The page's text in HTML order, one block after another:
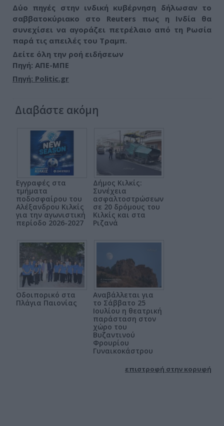
Δύο πηγές στην ινδική κυβέρνηση δήλωσαν το
σαββατοκύριακο στο Reuters πως η Ινδία θα
συνεχίσει να αγοράζει πετρέλαιο από τη Ρωσία
παρά τις απειλές του Τραμπ.
Δείτε όλη την ροή ειδήσεων
Πηγή: ΑΠΕ-ΜΠΕ
Πηγή: Politic.gr
Διαβάστε ακόμη
Εγγραφές στα
τμήματα
ποδοσφαίρου του
Αλέξανδρου Κιλκίς
για την αγωνιστική
περίοδο 2026-2027
Δήμος Κιλκίς:
Συνέχεια
ασφαλτοστρώσεων
σε 20 δρόμους του
Κιλκίς και στα
Ριζανά
Οδοιπορικό στα
Πλάγια Παιονίας
Αναβάλλεται για
το Σάββατο 25
Ιουλίου η θεατρική
παράσταση στον
χώρο του
Βυζαντινού
Φρουρίου
Γυναικοκάστρου
επιστροφή στην κορυφή